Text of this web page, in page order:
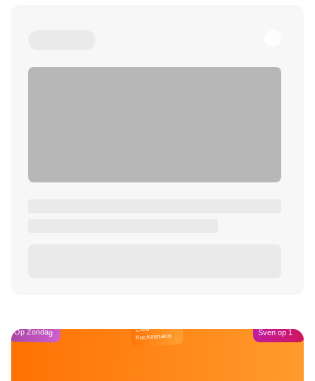
Op Zondag Café
Kockelmann Sven op 1